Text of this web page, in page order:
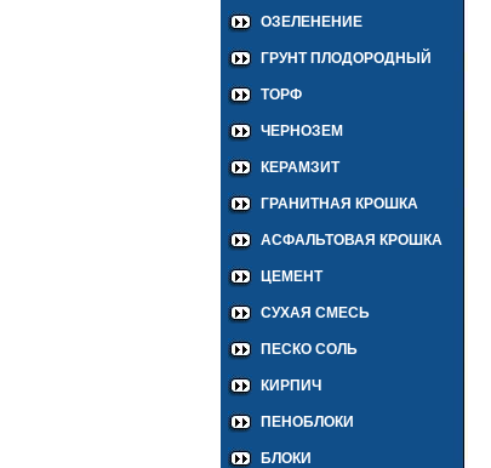
ОЗЕЛЕНЕНИЕ
ГРУНТ ПЛОДОРОДНЫЙ
ТОРФ
ЧЕРНОЗЕМ
КЕРАМЗИТ
ГРАНИТНАЯ КРОШКА
АСФАЛЬТОВАЯ КРОШКА
ЦЕМЕНТ
СУХАЯ СМЕСЬ
ПЕСКО СОЛЬ
КИРПИЧ
ПЕНОБЛОКИ
БЛОКИ